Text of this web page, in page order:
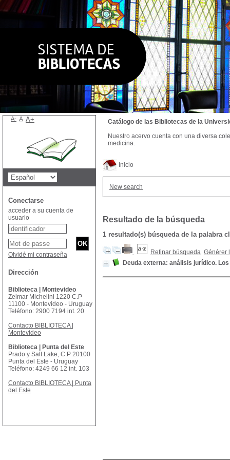
Inicio
New search
Resultado de la búsqueda
1 resultado(s) búsqueda de la palabra
Refinar búsqueda Générer
Deuda externa: análisis jurídico.
Catálogo de las Bibliotecas de la
Nuestro acervo cuenta con una diversa
medicina.
A- A A+
Conectarse
acceder a su cuenta de
usuario
Olvidé mi contraseña
Dirección
Biblioteca | Montevideo
Zelmar Michelini 1220 C.P
11100 - Montevideo - Uruguay
Teléfono: 2900 7194 int. 20
Contacto BIBLIOTECA |
Montevideo
Biblioteca | Punta del Este
Prado y Salt Lake, C.P 20100
Punta del Este - Uruguay
Teléfono: 4249 66 12 int. 103
Contacto BIBLIOTECA | Punta
del Este